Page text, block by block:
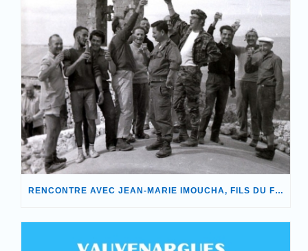
RENCONTRE AVEC JEAN-MARIE IMOUCHA, FILS DU FONDATEUR DE NOTRE ASSOCIATION